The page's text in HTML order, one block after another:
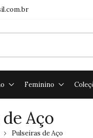
Feminino
Aço
Pulseiras de Aço